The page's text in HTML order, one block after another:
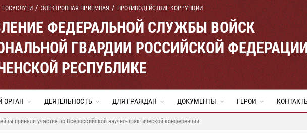
ГОСУСЛУГИ ЭЛЕКТРОННАЯ ПРИЕМНАЯ ПРОТИВОДЕЙСТВИЕ КОРРУПЦИИ
ФЕДЕРАЛЬНОЙ СЛУЖБЫ ВОЙСК
ГВАРДИИ РОССИЙСКОЙ
РЕСПУБЛИКЕ
ОРГАН ДЕЯТЕЛЬНОСТЬ ДЛЯ ГРАЖДАН ДОКУМЕНТЫ ГЕРОИ
приняли участие во Всероссийской научно-практической конференции.